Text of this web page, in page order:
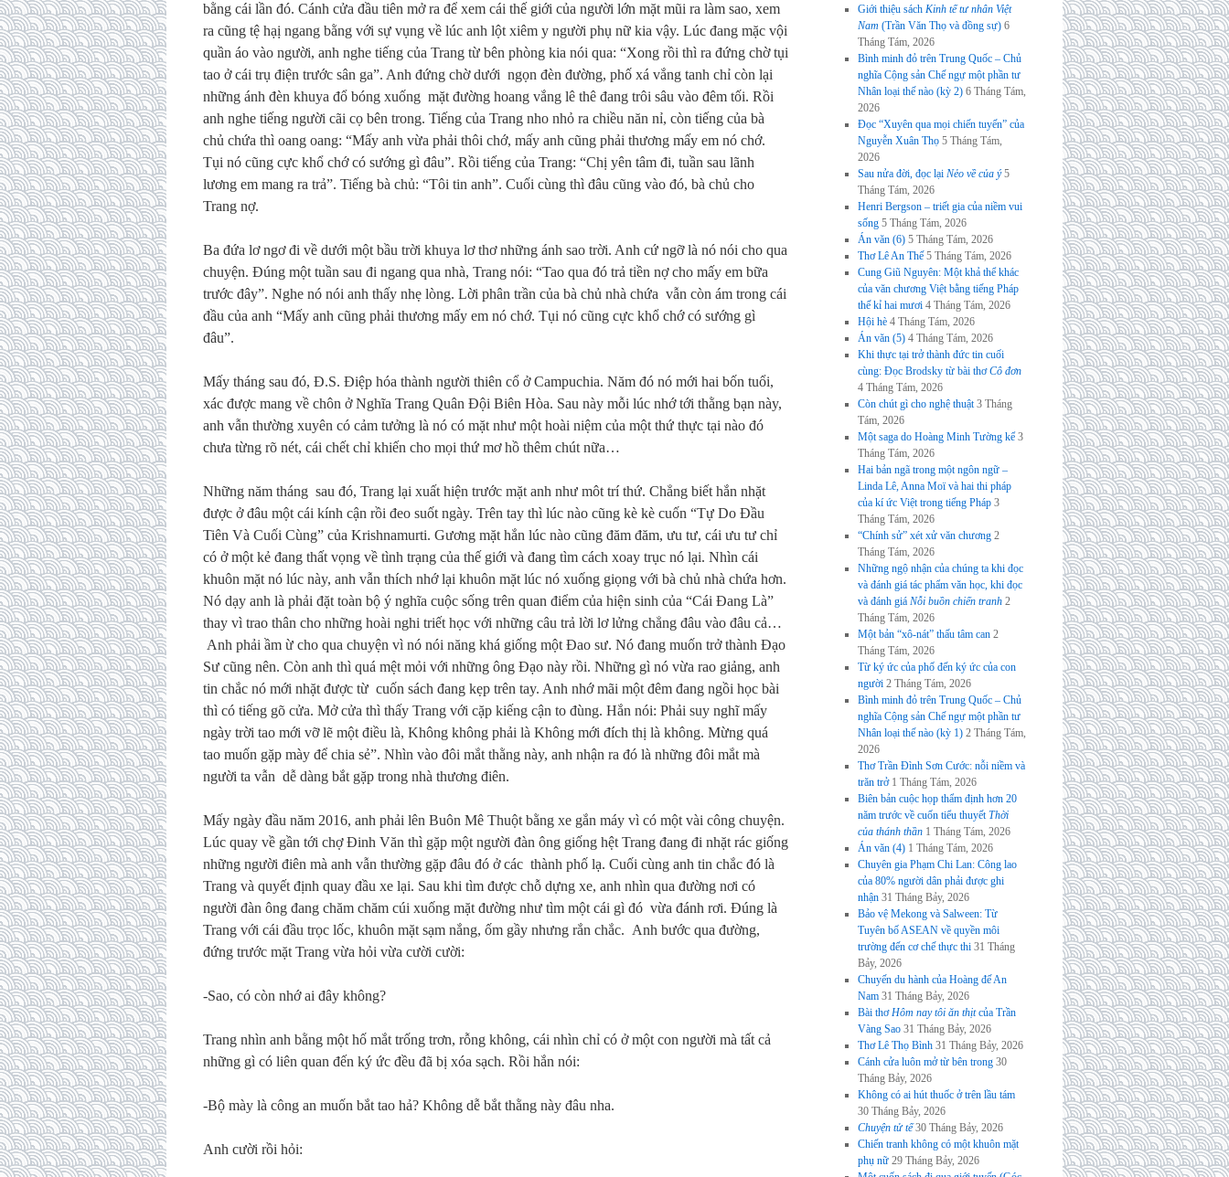
bằng cái lần đó. Cánh cửa đầu tiên mở ra để xem cái thế giới của người lớn mặt mũi ra làm sao, xem
ra cũng tệ hạị ngang bằng với sự vụng về lúc anh lột xiêm y người phụ nữ kia vậy. Lúc đang mặc vội
quần áo vào người, anh nghe tiếng của Trang từ bên phòng kia nói qua: “Xong rồi thì ra đứng chờ tụi
tao ở cái trụ điện trước sân ga”. Anh đứng chờ dưới ngọn đèn đường, phố xá vắng tanh chỉ còn lại
những ánh đèn khuya đổ bóng xuống mặt đường hoang vắng lê thê đang trôi sâu vào đêm tối. Rồi
anh nghe tiếng người cãi cọ bên trong. Tiếng của Trang nho nhỏ ra chiều năn nỉ, còn tiếng của bà
chủ chứa thì oang oang: “Mấy anh vừa phải thôi chớ, mấy anh cũng phải thương mấy em nó chớ.
Tụi nó cũng cực khổ chớ có sướng gì đâu”. Rồi tiếng của Trang: “Chị yên tâm đi, tuần sau lãnh
lương em mang ra trả”. Tiếng bà chủ: “Tôi tin anh”. Cuối cùng thì đâu cũng vào đó, bà chủ cho
Trang nợ.
Ba đứa lơ ngơ đi về dưới một bầu trời khuya lơ thơ những ánh sao trời. Anh cứ ngỡ là nó nói cho qua
chuyện. Đúng một tuần sau đi ngang qua nhà, Trang nói: “Tao qua đó trả tiền nợ cho mấy em bữa
trước đây”. Nghe nó nói anh thấy nhẹ lòng. Lời phân trần của bà chủ nhà chứa vẫn còn ám trong cái
đầu của anh “Mấy anh cũng phải thương mấy em nó chớ. Tụi nó cũng cực khổ chớ có sướng gì
đâu”.
Mấy tháng sau đó, Đ.S. Điệp hóa thành người thiên cổ ở Campuchia. Năm đó nó mới hai bốn tuổi,
xác được mang về chôn ở Nghĩa Trang Quân Đội Biên Hòa. Sau này mỗi lúc nhớ tới thằng bạn này,
anh vẫn thường xuyên có cảm tưởng là nó có mặt như một hoài niệm của một thứ thực tại nào đó
chưa từng rõ nét, cái chết chỉ khiến cho mọi thứ mơ hồ thêm chút nữa…
Những năm tháng sau đó, Trang lại xuất hiện trước mặt anh như môt trí thứ. Chẳng biết hắn nhặt
được ở đâu một cái kính cận rồi đeo suốt ngày. Trên tay thì lúc nào cũng kè kè cuốn “Tự Do Đầu
Tiên Và Cuối Cùng” của Krishnamurti. Gương mặt hắn lúc nào cũng đăm đăm, ưu tư, cái ưu tư chỉ
có ở một kẻ đang thất vọng về tình trạng của thế giới và đang tìm cách xoay trục nó lại. Nhìn cái
khuôn mặt nó lúc này, anh vẫn thích nhớ lại khuôn mặt lúc nó xuống giọng với bà chủ nhà chứa hơn.
Nó dạy anh là phải đặt toàn bộ ý nghĩa cuộc sống trên quan điểm của hiện sinh của “Cái Đang Là”
thay vì trao thân cho những hoài nghi triết học với những câu trả lời lơ lửng chẳng đâu vào đâu cả…
Anh phải ầm ừ cho qua chuyện vì nó nói năng khá giống một Đao sư. Nó đang muốn trở thành Đạo
Sư cũng nên. Còn anh thì quá mệt mỏi với những ông Đạo này rồi. Những gì nó vừa rao giảng, anh
tin chắc nó mới nhặt được từ cuốn sách đang kẹp trên tay. Anh nhớ mãi một đêm đang ngồi học bài
thì có tiếng gõ cửa. Mở cửa thì thấy Trang với cặp kiếng cận to đùng. Hắn nói: Phải suy nghĩ mấy
ngày trời tao mới vỡ lẽ một điều là, Không không phải là Không mới đích thị là không. Mừng quá
tao muốn gặp mày để chia sẻ”. Nhìn vào đôi mắt thằng này, anh nhận ra đó là những đôi mắt mà
người ta vẫn dễ dàng bắt gặp trong nhà thương điên.
Mấy ngày đầu năm 2016, anh phải lên Buôn Mê Thuột bằng xe gắn máy vì có một vài công chuyện.
Lúc quay về gần tới chợ Đinh Văn thì gặp một người đàn ông giống hệt Trang đang đi nhặt rác giống
những người điên mà anh vẫn thường gặp đâu đó ở các thành phố lạ. Cuối cùng anh tin chắc đó là
Trang và quyết định quay đầu xe lại. Sau khi tìm được chỗ dựng xe, anh nhìn qua đường nơi có
người đàn ông đang chăm chăm cúi xuống mặt đường như tìm một cái gì đó vừa đánh rơi. Đúng là
Trang với cái đầu trọc lốc, khuôn mặt sạm nắng, ốm gầy nhưng rắn chắc. Anh bước qua đường,
đứng trước mặt Trang vừa hỏi vừa cười cười:
-Sao, có còn nhớ ai đây không?
Trang nhìn anh bằng một hố mắt trống trơn, rỗng không, cái nhìn chỉ có ở một con người mà tất cả
những gì có liên quan đến ký ức đều đã bị xóa sạch. Rồi hắn nói:
-Bộ mày là công an muốn bắt tao hả? Không dễ bắt thằng này đâu nha.
Anh cười rồi hỏi:
Giới thiệu sách Kinh tế tư nhân Việt
Nam (Trần Văn Thọ và đồng sự) 6
Tháng Tám, 2026
Bình minh đỏ trên Trung Quốc – Chủ
nghĩa Cộng sản Chế ngự một phần tư
Nhân loại thế nào (kỳ 2) 6 Tháng Tám,
2026
Đọc “Xuyên qua mọi chiến tuyến” của
Nguyễn Xuân Thọ 5 Tháng Tám,
2026
Sau nửa đời, đọc lại Nẻo về của ý 5
Tháng Tám, 2026
Henri Bergson – triết gia của niềm vui
sống 5 Tháng Tám, 2026
Án văn (6) 5 Tháng Tám, 2026
Thơ Lê An Thế 5 Tháng Tám, 2026
Cung Giũ Nguyên: Một khả thể khác
của văn chương Việt bằng tiếng Pháp
thế kỉ hai mươi 4 Tháng Tám, 2026
Hội hè 4 Tháng Tám, 2026
Án văn (5) 4 Tháng Tám, 2026
Khi thực tại trở thành đức tin cuối
cùng: Đọc Brodsky từ bài thơCô đơn
4 Tháng Tám, 2026
Còn chút gì cho nghệ thuật 3 Tháng
Tám, 2026
Một saga do Hoàng Minh Tường kể 3
Tháng Tám, 2026
Hai bản ngã trong một ngôn ngữ –
Linda Lê, Anna Moï và hai thi pháp
của kí ức Việt trong tiếng Pháp 3
Tháng Tám, 2026
“Chính sử” xét xử văn chương 2
Tháng Tám, 2026
Những ngộ nhận của chúng ta khi đọc
và đánh giá tác phẩm văn học, khi đọc
và đánh giá Nỗi buồn chiến tranh 2
Tháng Tám, 2026
Một bản “xô-nát” thấu tâm can 2
Tháng Tám, 2026
Từ ký ức của phố đến ký ức của con
người 2 Tháng Tám, 2026
Bình minh đỏ trên Trung Quốc – Chủ
nghĩa Cộng sản Chế ngự một phần tư
Nhân loại thế nào (kỳ 1) 2 Tháng Tám,
2026
Thơ Trần Đình Sơn Cước: nỗi niềm và
trăn trở 1 Tháng Tám, 2026
Biên bản cuộc họp thẩm định hơn 20
năm trước về cuốn tiểu thuyếtThời
của thánh thần 1 Tháng Tám, 2026
Án văn (4) 1 Tháng Tám, 2026
Chuyên gia Phạm Chi Lan: Công lao
của 80% người dân phải được ghi
nhận 31 Tháng Bảy, 2026
Bảo vệ Mekong và Salween: Từ
Tuyên bố ASEAN về quyền môi
trường đến cơ chế thực thi 31 Tháng
Bảy, 2026
Chuyến du hành của Hoàng đế An
Nam 31 Tháng Bảy, 2026
Bài thơHôm nay tôi ăn thịtcủa Trần
Vàng Sao 31 Tháng Bảy, 2026
Thơ Lê Thọ Bình 31 Tháng Bảy, 2026
Cánh cửa luôn mở từ bên trong 30
Tháng Bảy, 2026
Không có ai hút thuốc ở trên lầu tám
30 Tháng Bảy, 2026
Chuyện tử tế 30 Tháng Bảy, 2026
Chiến tranh không có một khuôn mặt
phụ nữ 29 Tháng Bảy, 2026